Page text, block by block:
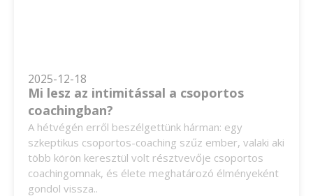
2025-12-18
Mi lesz az intimitással a csoportos
coachingban?
A hétvégén erről beszélgettünk hárman: egy
szkeptikus csoportos-coaching szűz ember, valaki aki
több körön keresztül volt résztvevője csoportos
coachingomnak, és élete meghatározó élményeként
gondol vissza..